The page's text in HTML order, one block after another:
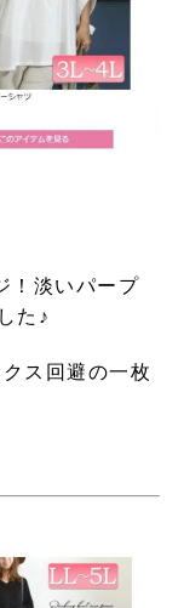
！淡いパープ
た♪
ス回避の一枚